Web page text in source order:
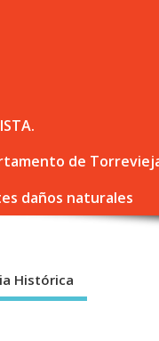
de
daños naturales
Histórica